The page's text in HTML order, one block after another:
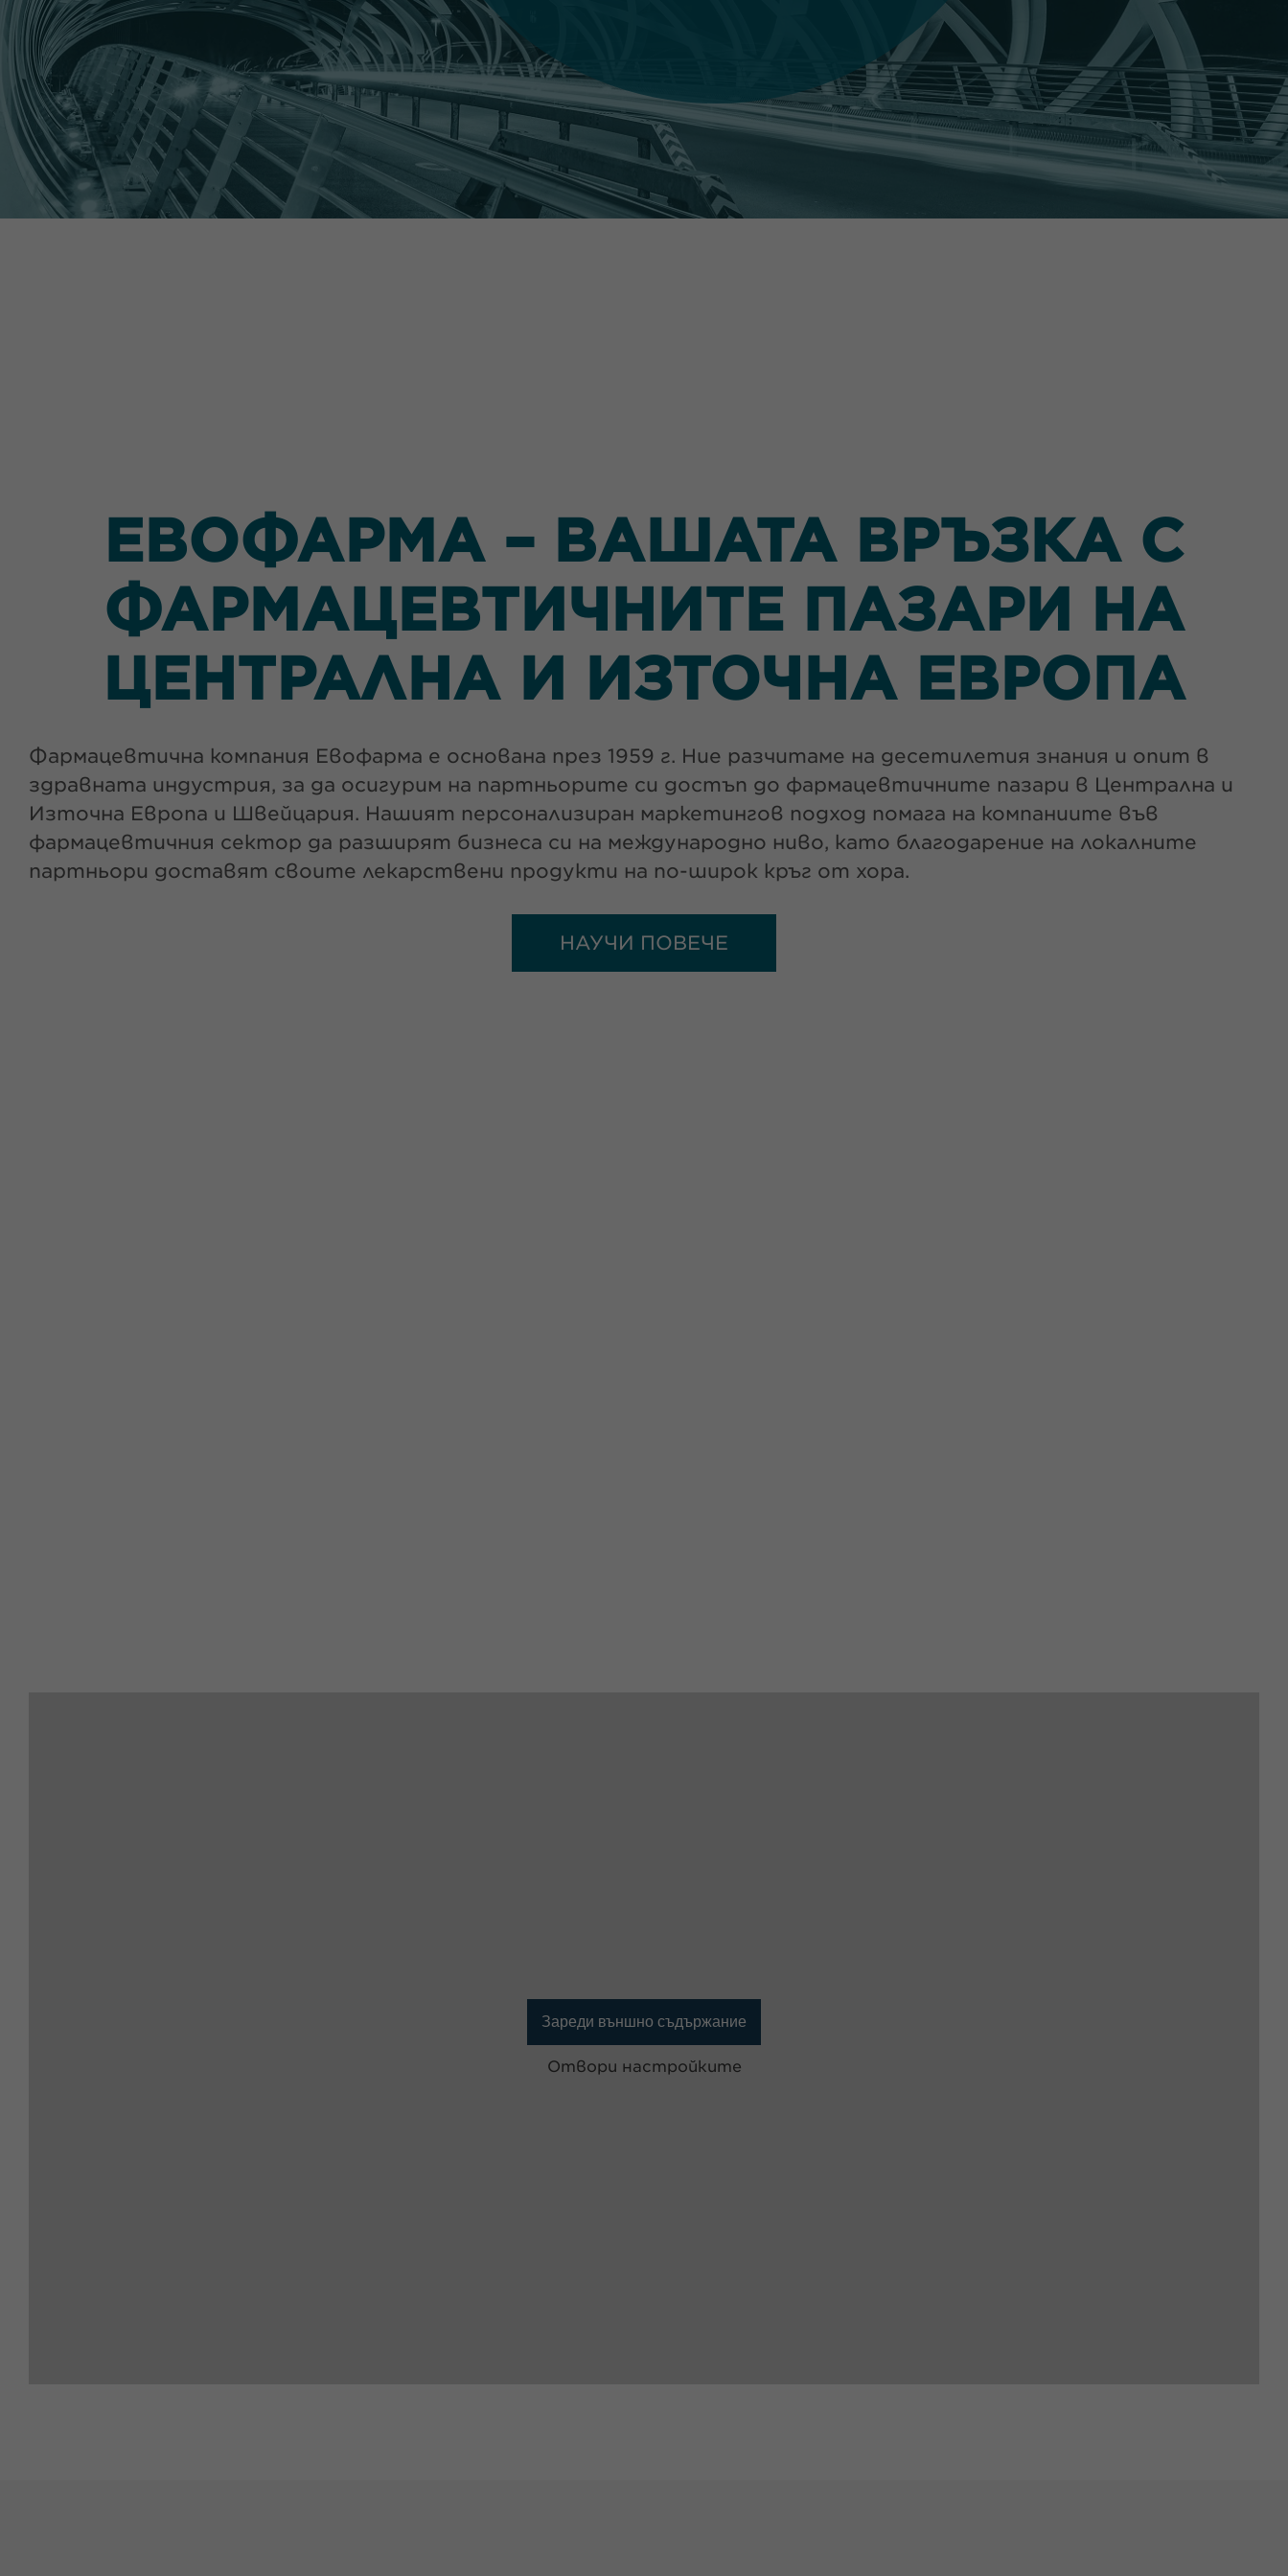
ЕВОФАРМА – ВАШАТА ВРЪЗКА С
ФАРМАЦЕВТИЧНИТЕ ПАЗАРИ НА
ЦЕНТРАЛНА И ИЗТОЧНА ЕВРОПА
Фармацевтична компания Евофарма e основана през 1959 г. Ние разчитаме на десетилетия знания и опит в
здравната индустрия, за да осигурим на партньорите си достъп до фармацевтичните пазари в Централна и
Източна Европа и Швейцария. Нашият персонализиран маркетингов подход помага на компаниите във
фармацевтичния сектор да разширят бизнеса си на международно ниво, като благодарение на локалните
партньори доставят своите лекарствени продукти на по-широк кръг от хора.
НАУЧИ ПОВЕЧЕ
Зареди външно съдържание
Отвори настройките